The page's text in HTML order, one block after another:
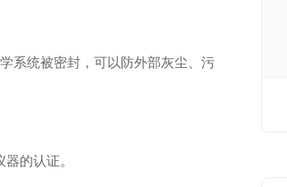
系统被密封，可以防外部灰尘、污
的认证。